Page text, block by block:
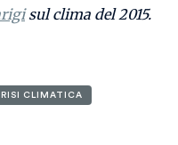
sul clima del 2015.
CLIMATICA